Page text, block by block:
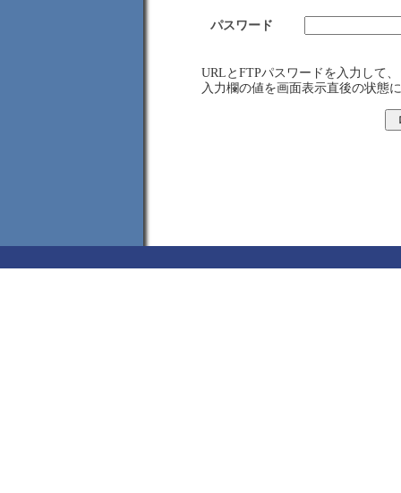
パスワード
URLとFTPパスワードを入力して
入力欄の値を画面表示直後の状態